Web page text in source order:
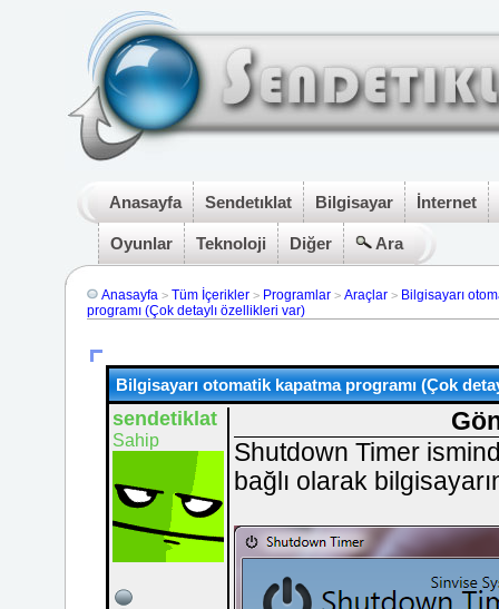
Anasayfa Sendetıklat Bilgisayar İnternet
Oyunlar Teknoloji Diğer Ara
Anasayfa > Tüm İçerikler > Programlar > Araçlar > Bilgisayarı
programı (Çok detaylı özellikleri var)
Bilgisayarı otomatik kapatma programı (Çok
sendetiklat
Sahip
Shutdown Timer
bağlı olarak